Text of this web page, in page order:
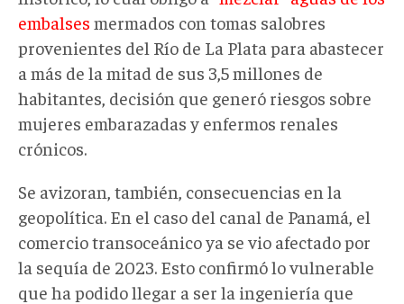
embalses mermados con tomas salobres
provenientes del Río de La Plata para abastecer
a más de la mitad de sus 3,5 millones de
habitantes, decisión que generó riesgos sobre
mujeres embarazadas y enfermos renales
crónicos.
Se avizoran, también, consecuencias en la
geopolítica. En el caso del canal de Panamá, el
comercio transoceánico ya se vio afectado por
la sequía de 2023. Esto confirmó lo vulnerable
que ha podido llegar a ser la ingeniería que